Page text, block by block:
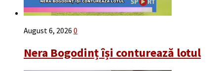
August 6, 2026 0
Nera Bogodinț își conturează lotul